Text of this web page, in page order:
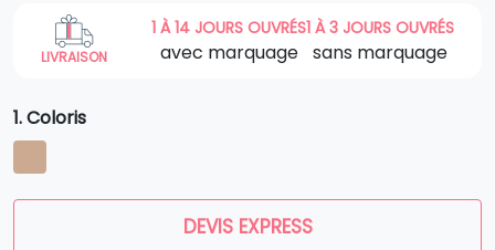
LIVRAISON
1 À 14 JOURS OUVRÉS
avec marquage
1 À 3 JOURS OUVRÉS
sans marquage
1. Coloris
DEVIS EXPRESS